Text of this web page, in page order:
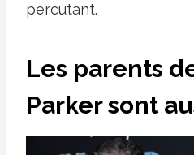
percutant.
Les parents
Parker sont